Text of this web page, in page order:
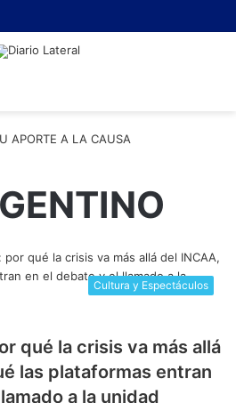
Cultura y Espectáculos
qué la crisis va más allá
las plataformas entran
a la unidad